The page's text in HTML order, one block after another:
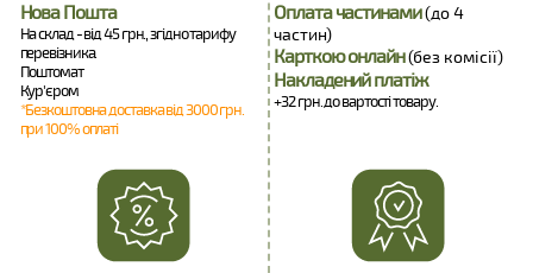
Нова Пошта
На склад - від 45 грн., згідно тарифу
перевізника.
Поштомат
Кур'єром
*Безкоштовна доставка від 3000 грн.
при 100% оплаті
Оплата частинами(до 4
частин)
Карткою онлайн(без комісії)
Накладений платіж
+32 грн. до вартості товару.